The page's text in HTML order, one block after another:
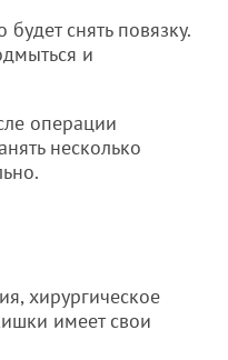
снять повязку.
и
операции
несколько
хирургическое
имеет свои